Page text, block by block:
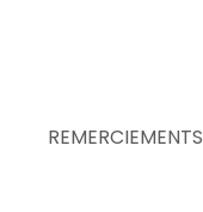
REMERCIEMENTS